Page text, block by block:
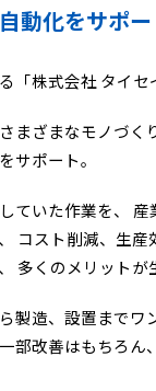
動化をサポー
「株式会社 タイセ
まざまなモノづく
サポート。
ていた作業を、
産
コスト削減、生産
多くのメリットが
製造、設置までワ
部改善はもちろん、